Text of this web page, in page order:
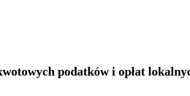
podatków i opłat